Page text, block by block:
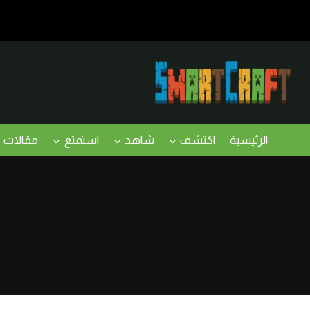
الرئيسية اكتشف شاهد استمتع مقالات